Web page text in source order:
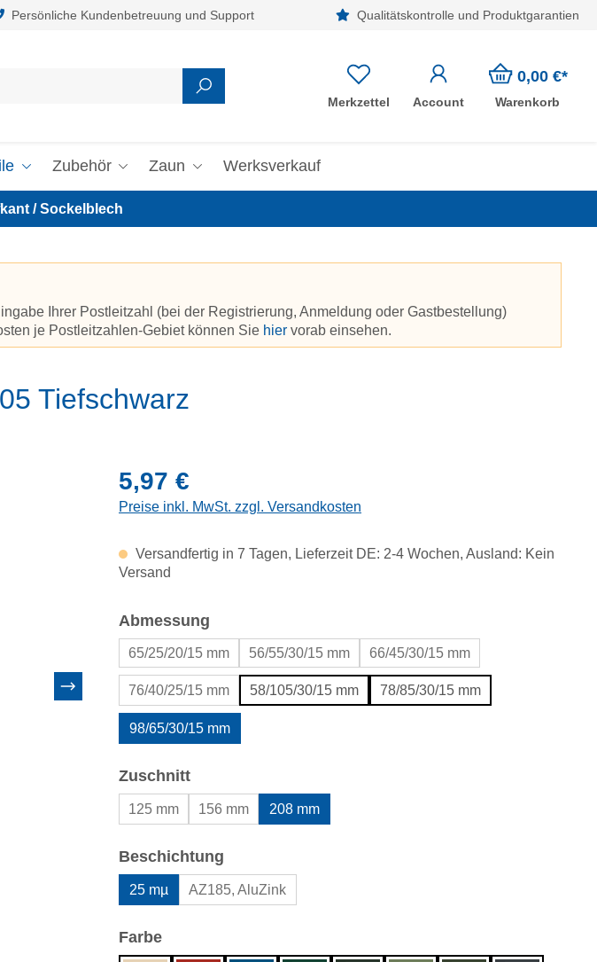
Persönliche Kundenbetreuung und Support Qualitätskontrolle und Produktgarantien
Merkzettel Account
0,00 €*
Warenkorb
Zubehör Zaun Werksverkauf
/ Sockelblech
Ihrer Postleitzahl (bei der Registrierung, Anmeldung oder Gastbestellung)
je Postleitzahlen-Gebiet können Sie hier vorab einsehen.
Tiefschwarz
Regulärer Preis:
5,97 €
Preise inkl. MwSt. zzgl. Versandkosten
Versandfertig in 7 Tagen, Lieferzeit DE: 2-4 Wochen, Ausland: Kein
Versand
Abmessung
65/25/20/15 mm 56/55/30/15 mm 66/45/30/15 mm
76/40/25/15 mm 58/105/30/15 mm 78/85/30/15 mm
98/65/30/15 mm
Zuschnittauswählen
125 mm 156 mm 208 mm
Beschichtung
25 mµ AZ185, AluZink
Farbeauswählen